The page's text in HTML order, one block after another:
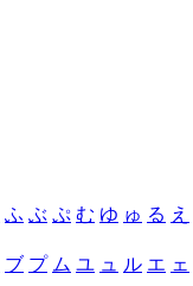
ふ ぶ ぷ む ゆ ゅ る え
ブ プ ム ユ ュ ル エ ェ